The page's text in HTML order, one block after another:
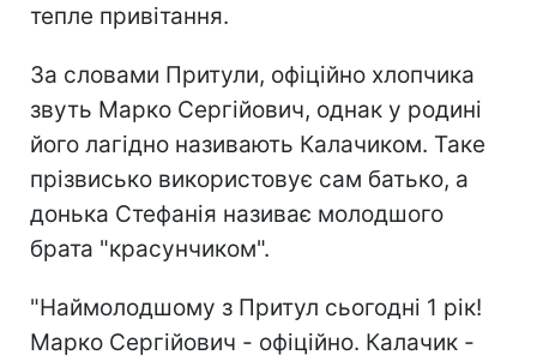
тепле привітання.
За словами Притули, офіційно хлопчика
звуть Марко Сергійович, однак у родині
його лагідно називають Калачиком. Таке
прізвисько використовує сам батько, а
донька Стефанія називає молодшого
брата "красунчиком".
"Наймолодшому з Притул сьогодні 1 рік!
Марко Сергійович - офіційно. Калачик -